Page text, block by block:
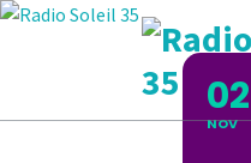
Aller
02
NOV